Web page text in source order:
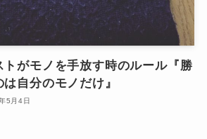
トがモノを手放す時のルール『勝
自分のモノだけ』
5月4日